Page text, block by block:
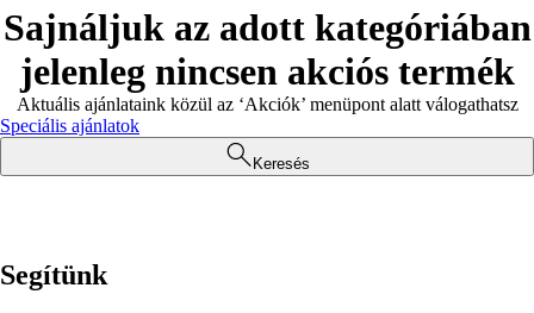
Sajnáljuk az adott kategóriában
jelenleg nincsen akciós termék
Aktuális ajánlataink közül az ‘Akciók’ menüpont alatt válogathatsz
Speciális ajánlatok
Keresés
Segítünk